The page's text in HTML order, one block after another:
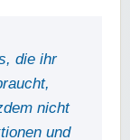
die ihr
nicht
und